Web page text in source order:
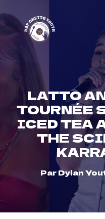
content
LATTO
TOURNÉE
ICED TEA
THE
ParDylan